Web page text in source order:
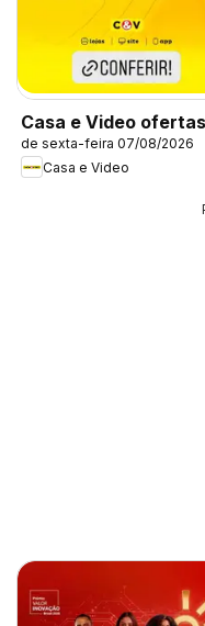
Casa e Video ofertas
de sexta-feira 07/08/2026
Casa e Video